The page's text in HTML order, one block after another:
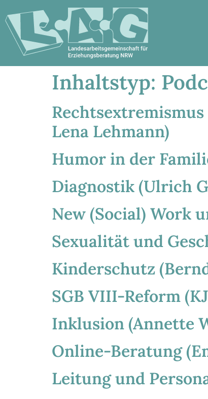
Inhaltstyp:
Lena Lehmann)
Humor in der
Diagnostik (Ulrich
New (Social) Work
Sexualität und
Kinderschutz
SGB VIII-Reform
Inklusion (Annette
Online-Beratung
Leitung und